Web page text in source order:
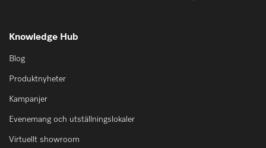
Knowledge Hub
Blog
Produktnyheter
Kampanjer
Evenemang och utställningslokaler
Virtuellt showroom